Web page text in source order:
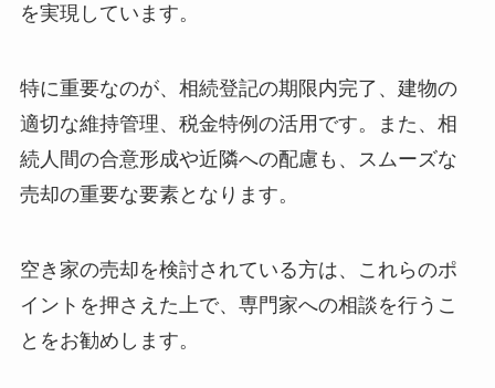
を実現しています。
特に重要なのが、相続登記の期限内完了、建物の
適切な維持管理、税金特例の活用です。また、相
続人間の合意形成や近隣への配慮も、スムーズな
売却の重要な要素となります。
空き家の売却を検討されている方は、これらのポ
イントを押さえた上で、専門家への相談を行うこ
とをお勧めします。